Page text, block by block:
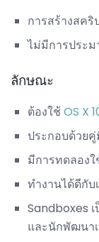
การสร้างสค
ไม่มีการประ
ลักษณะ
ต้องใช้OS X
ประกอบด้วย
มีการทดลอง
ทำงานได้ดีกับ
Sandboxes
และนักพัฒนา